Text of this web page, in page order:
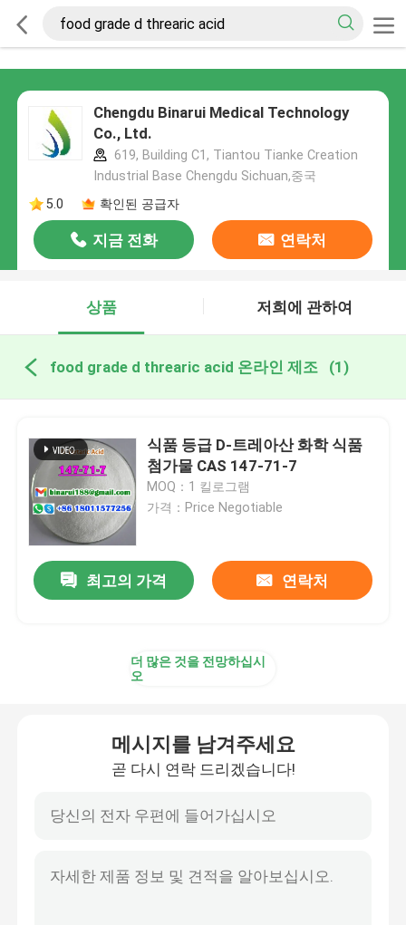
Chengdu Binarui Medical Technology
Co., Ltd.
619, Building C1, Tiantou Tianke Creation
Industrial Base Chengdu Sichuan,중국
5.0
확인된 공급자
지금 전화 연락처
상품 저희에 관하여
food grade d threaric acid 온라인 제조 (1)
식품 등급 D-트레아산 화학 식품
첨가물 CAS 147-71-7
MOQ：1 킬로그램
가격：Price Negotiable
최고의 가격 연락처
더 많은 것을 전망하십시
오
메시지를 남겨주세요
곧 다시 연락 드리겠습니다!